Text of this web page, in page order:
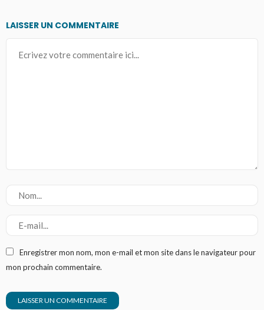
LAISSER UN COMMENTAIRE
Enregistrer mon nom, mon e-mail et mon site dans le navigateur pour
mon prochain commentaire.